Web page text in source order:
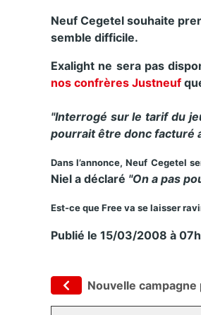
Neuf Cegetel souhaite
semble difficile.
Exalight ne sera pas
nos confrères Justneuf
"Interrogé sur le tarif du
pourrait être donc facturé
Dans l’annonce, Neuf Cegetel
Niel a déclaré "On a pas
Est-ce que Free va se laisser
Publié le 15/03/2008 à
Nouvelle